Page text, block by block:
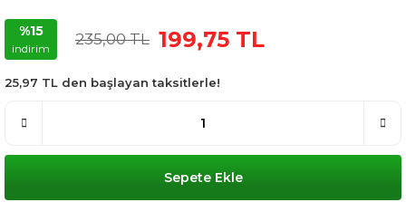
%15
indirim
235,00 TL 199,75 TL
25,97 TL den başlayan taksitlerle!
Sepete Ekle